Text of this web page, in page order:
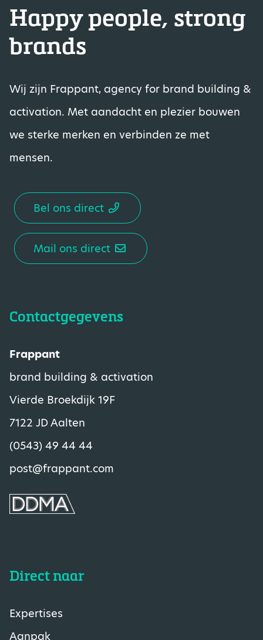
Happy people, strong
brands
Wij zijn Frappant, agency for brand building &
activation. Met aandacht en plezier bouwen
we sterke merken en verbinden ze met
mensen.
Bel ons direct
Mail ons direct
Contactgegevens
Frappant
brand building & activation
Vierde Broekdijk 19F
7122 JD Aalten
(0543) 49 44 44
post@frappant.com
Direct naar
Expertises
Aanpak